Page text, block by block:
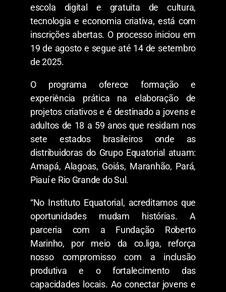
escola digital e gratuita de cultura,
tecnologia e economia criativa, está com
inscrições abertas. O processo iniciou em
19 de agosto e segue até 14 de setembro
de 2025.
O programa oferece formação e
experiência prática na elaboração de
projetos criativos e é destinado a jovens e
adultos de 18 a 59 anos que residam nos
sete estados brasileiros onde as
distribuidoras do Grupo Equatorial atuam:
Amapá, Alagoas, Goiás, Maranhão, Pará,
Piauí e Rio Grande do Sul.
“No Instituto Equatorial, acreditamos que
oportunidades mudam histórias. A
parceria com a Fundação Roberto
Marinho, por meio da co.liga, reforça
nosso compromisso com a inclusão
produtiva e o fortalecimento das
capacidades locais. Ao conectar jovens e